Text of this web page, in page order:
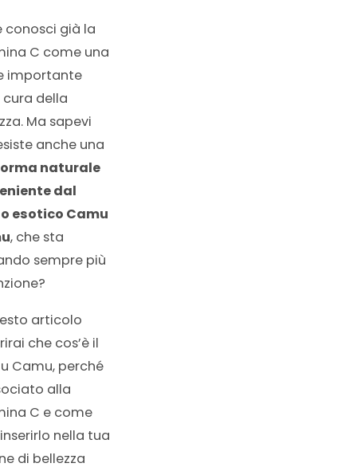
conosci già la
C come una
importante
della
Ma sapevi
anche una
naturale
dal
esotico Camu
, che sta
sempre più
articolo
che cos’è il
Camu, perché
alla
C e come
nella tua
di bellezza